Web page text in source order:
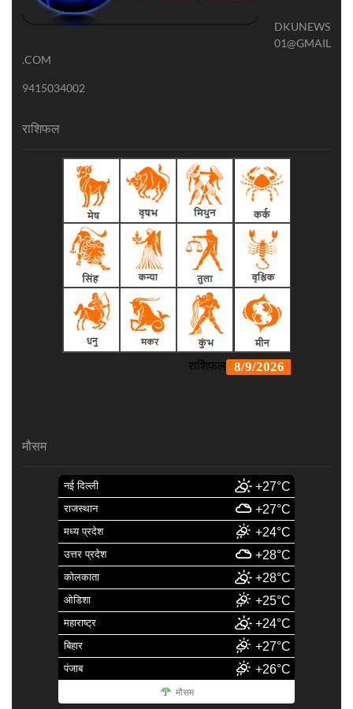
DKUNEWS
01@GMAIL
.COM
9415034002
राशिफल
मौसम
नई दिल्ली +27°C
राजस्थान +27°C
मध्य प्रदेश +24°C
उत्तर प्रदेश +28°C
कोलकाता +28°C
ओडिशा +25°C
महाराष्ट्र +24°C
बिहार +27°C
पंजाब +26°C
मौसम